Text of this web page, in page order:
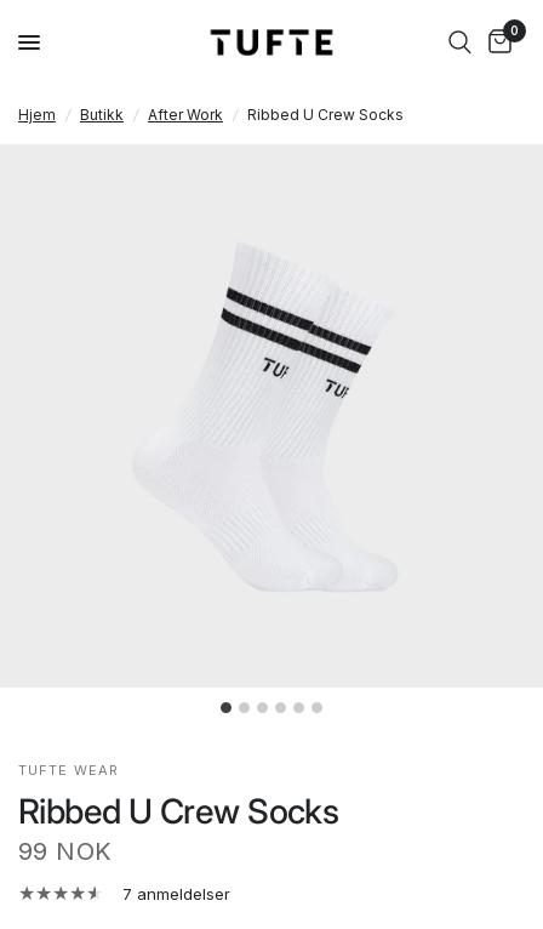
0
Hjem / Butikk / After Work / Ribbed U Crew Socks
TUFTE WEAR
Ribbed U Crew Socks
99 NOK
7 anmeldelser